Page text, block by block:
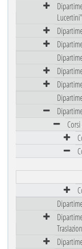
Lucertini"